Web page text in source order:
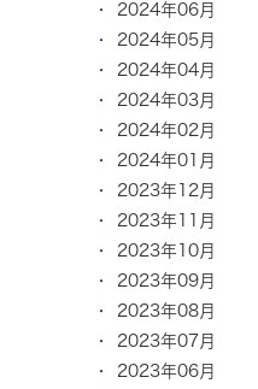
2024年06月
2024年05月
2024年04月
2024年03月
2024年02月
2024年01月
2023年12月
2023年11月
2023年10月
2023年09月
2023年08月
2023年07月
2023年06月